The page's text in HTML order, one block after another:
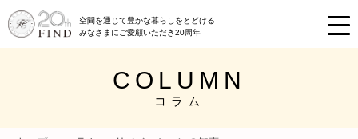
空間を通じて豊かな暮らしをとどける
みなさまにご愛顧いただき20周年
COLUMN
コラム